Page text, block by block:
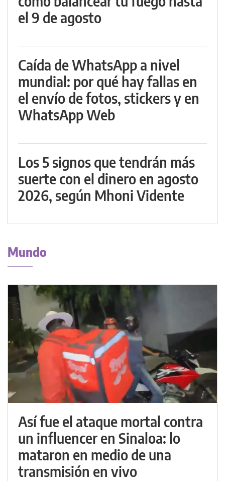
el 9 de agosto
Caída de WhatsApp a nivel
mundial: por qué hay fallas en
el envío de fotos, stickers y en
WhatsApp Web
Los 5 signos que tendrán más
suerte con el dinero en agosto
2026, según Mhoni Vidente
Mundo
Así fue el ataque mortal contra
un influencer en Sinaloa: lo
mataron en medio de una
transmisión en vivo